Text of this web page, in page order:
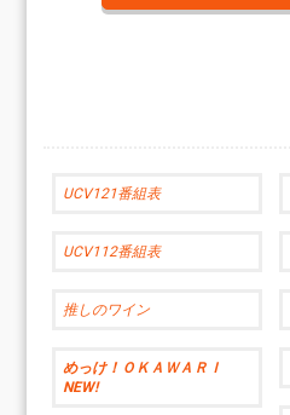
UCV121番組表
UCV112番組表
推しのワイン
めっけ！ＯＫＡＷＡＲＩ
NEW!